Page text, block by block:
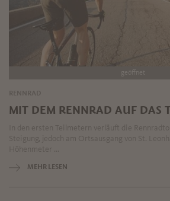
geöffnet
MIT DEM RENNRAD AUF DAS
MEHR LESEN